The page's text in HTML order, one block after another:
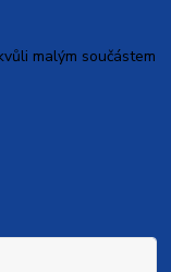
malým součástem